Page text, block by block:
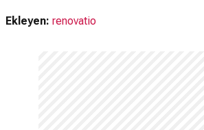
Ekleyen: renovatio